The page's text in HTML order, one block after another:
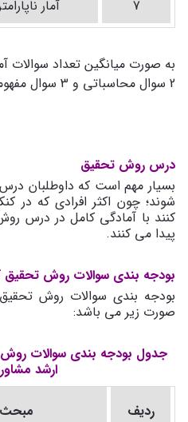
7 آمار
2 سوال محاسباتی و 3 سوال مفهومی می باشد.
درس روش تحقیق
بسیار مهم است که داوطلبان
شوند؛ چون اکثر افرادی که در
کنند با آمادگی کامل در درس
پیدا می کنند.
بودجه بندی سوالات روش تحقیق
صورت زیر می باشد:
جدول بودجه بندی سوالات روش
ارشد
ردیف مبحث